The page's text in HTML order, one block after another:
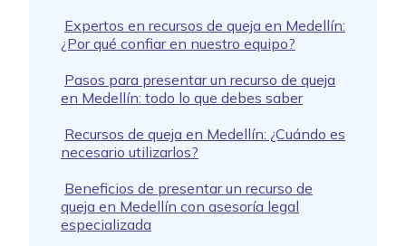
Expertos en recursos de queja en Medellín:
¿Por qué confiar en nuestro equipo?
Pasos para presentar un recurso de queja
en Medellín: todo lo que debes saber
Recursos de queja en Medellín: ¿Cuándo es
necesario utilizarlos?
Beneficios de presentar un recurso de
queja en Medellín con asesoría legal
especializada